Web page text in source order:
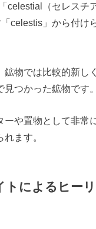
celestial（セレスチ
「celestis」から付け
鉱物では比較的新し
つかった鉱物です。
ーや置物として非常
ます。
トによるヒー